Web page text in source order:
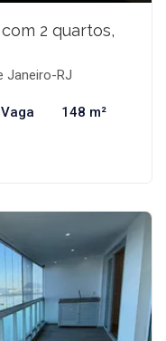
2 quartos,
Janeiro-RJ
148 m²